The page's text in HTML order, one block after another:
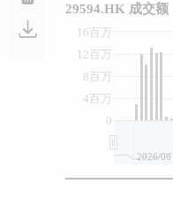
0
4百万
8百万
12百万
16百万
2026/06
29594.HK 成交额